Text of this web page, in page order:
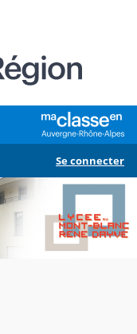
Se connecter